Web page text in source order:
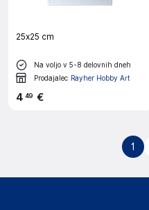
25x25 cm
Na voljo v 5-8 delovnih dneh
Prodajalec Rayher Hobby Art
4 49 €
1